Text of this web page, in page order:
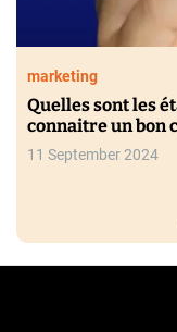
marketing
Quelles sont les
connaitre un bon
11 September 2024